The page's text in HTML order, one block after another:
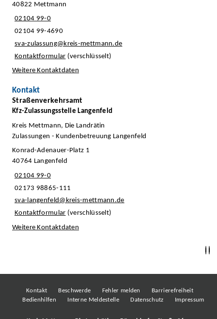
40822 Mettmann
02104 99-0
02104 99-4690
sva-zulassung@kreis-mettmann.de
Kontaktformular (verschlüsselt)
Weitere Kontaktdaten
Kontakt
Straßenverkehrsamt
Kfz-Zulassungsstelle Langenfeld
Kreis Mettmann, Die Landrätin
Zulassungen - Kundenbetreuung Langenfeld
Konrad-Adenauer-Platz 1
40764 Langenfeld
02104 99-0
02173 98865-111
sva-langenfeld@kreis-mettmann.de
Kontaktformular (verschlüsselt)
Weitere Kontaktdaten
Kontakt Beschwerde Fehler melden
Barrierefreiheit
Bedienhilfen
Interne Meldestelle Datenschutz Impressum